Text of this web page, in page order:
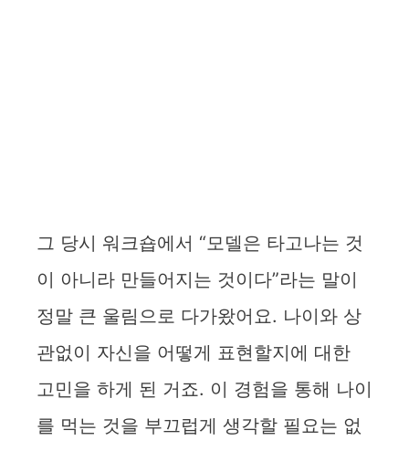
그 당시 워크숍에서 “모델은 타고나는 것
이 아니라 만들어지는 것이다”라는 말이
정말 큰 울림으로 다가왔어요. 나이와 상
관없이 자신을 어떻게 표현할지에 대한
고민을 하게 된 거죠. 이 경험을 통해 나이
를 먹는 것을 부끄럽게 생각할 필요는 없